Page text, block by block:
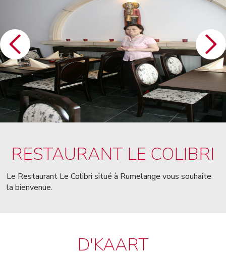
RESTAURANT LE COLIBRI
Le Restaurant Le Colibri situé à Rumelange vous souhaite
la bienvenue.
D'KAART